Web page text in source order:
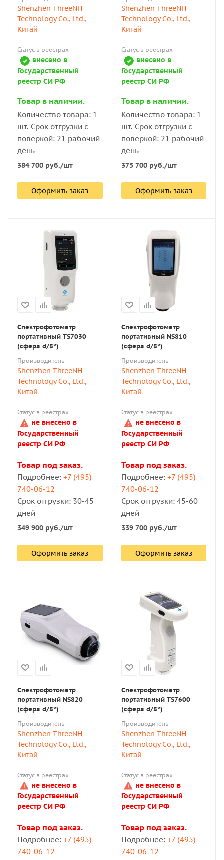
Shenzhen ThreeNH
Technology Co., Ltd.,
Китай
Статус в реестрах
внесено в
Государственный
реестр СИ РФ
Товар в наличии.
Количество товара: 1
шт. Срок отгрузки с
поверкой: 21 рабочий
день
384 700 руб./шт
Оформить заказ
Shenzhen ThreeNH
Technology Co., Ltd.,
Китай
Статус в реестрах
внесено в
Государственный
реестр СИ РФ
Товар в наличии.
Количество товара: 1
шт. Срок отгрузки с
поверкой: 21 рабочий
день
375 700руб./шт
Оформить заказ
Спектрофотометр
портативный ТS7030
(сфера d/8°)
Производитель
Shenzhen ThreeNH
Technology Co., Ltd.,
Китай
Статус в реестрах
не внесено в
Государственный
реестр СИ РФ
Товар под заказ.
Подробнее: +7 (495)
740-06-12
Срок отгрузки: 30-45
дней
349 900 руб./шт
Оформить заказ
Спектрофотометр
портативный NS810
(сфера d/8°)
Производитель
Shenzhen ThreeNH
Technology Co., Ltd.,
Китай
Статус в реестрах
не внесено в
Государственный
реестр СИ РФ
Товар под заказ.
Подробнее: +7 (495)
740-06-12
Срок отгрузки: 45-60
дней
339 700руб./шт
Оформить заказ
Спектрофотометр
портативный NS820
(сфера d/8°)
Производитель
Shenzhen ThreeNH
Technology Co., Ltd.,
Китай
Статус в реестрах
не внесено в
Государственный
реестр СИ РФ
Товар под заказ.
Подробнее: +7 (495)
740-06-12
Спектрофотометр
портативный TS7600
(сфера d/8°)
Производитель
Shenzhen ThreeNH
Technology Co., Ltd.,
Китай
Статус в реестрах
не внесено в
Государственный
реестр СИ РФ
Товар под заказ.
Подробнее: +7 (495)
740-06-12